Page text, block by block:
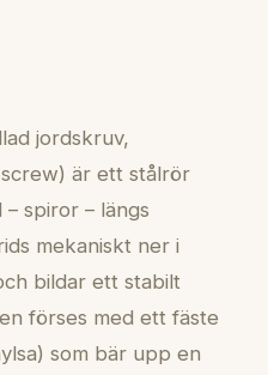
jordskruv,
är ett stålrör
spiror – längs
mekaniskt ner i
bildar ett stabilt
förses med ett fäste
som bär upp en